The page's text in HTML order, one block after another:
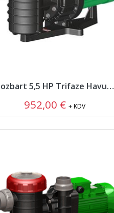
Nozbart 5,5 HP Trifaze Havuz Pompası
952,00 €+ KDV